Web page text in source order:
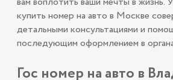
купить номер на авто в Москве
детальными консультациями и
последующим оформлением в
Гос номер на авто в